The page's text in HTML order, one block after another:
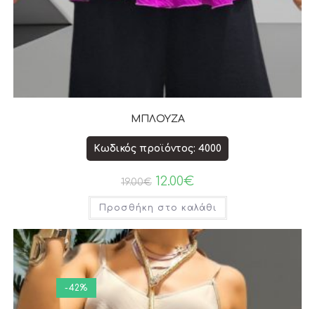
ΜΠΛΟΥΖΑ
Κωδικός προϊόντος: 4000
19.00€ 12.00€
Προσθήκη στο καλάθι
-42%